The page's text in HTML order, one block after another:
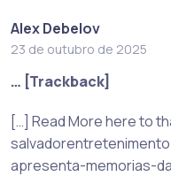
Alex Debelov
23 de outubro de 2025
… [Trackback]
[…] Read More here to
apresenta-memorias-